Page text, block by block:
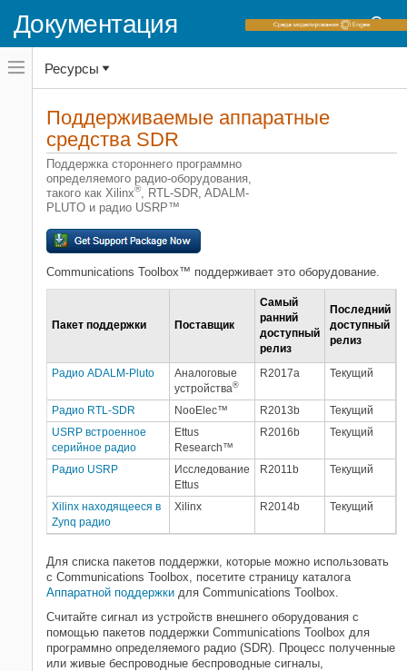
Документация
Переключатель
навигационного
меню
переключатель
навигационного
Communications Toolbox
Категория
Начало работы с Communications
Toolbox
Моделирование RF-компонента
Модели распространения и каналов
Симуляция уровня ссылки
Отвечающие стандартам системы
Глубокое обучение в беспроводных
Генерация кода и развертывание
Поддерживаемые аппаратные
средства SDR
Ресурсы
Поддерживаемые аппаратные
средства SDR
Поддержка стороннего программно
определяемого радио-оборудования,
такого как Xilinx®, RTL-SDR, ADALM-
PLUTO и радио USRP™
Communications Toolbox™ поддерживает это оборудование.
Пакет поддержки Поставщик
Самый
ранний
доступный
релиз
Последний
доступный
релиз
Радио ADALM-Pluto
Аналоговые
устройства®
R2017a Текущий
Радио RTL-SDR NooElec™ R2013b
Текущий
USRP встроенное
серийное радио
Ettus
Research™
R2016b Текущий
Радио USRP
Исследование
Ettus
R2011b Текущий
Xilinx находящееся в
Zynq радио
Xilinx R2014b Текущий
Для списка пакетов поддержки, которые можно использовать
с Communications Toolbox, посетите страницу каталога
Аппаратной поддержки для Communications Toolbox.
Считайте сигнал из устройств внешнего оборудования с
помощью пакетов поддержки Communications Toolbox для
программно определяемого радио (SDR). Процесс полученные
или живые беспроводные беспроводные сигналы,